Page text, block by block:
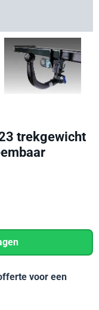
trekgewicht
voor een